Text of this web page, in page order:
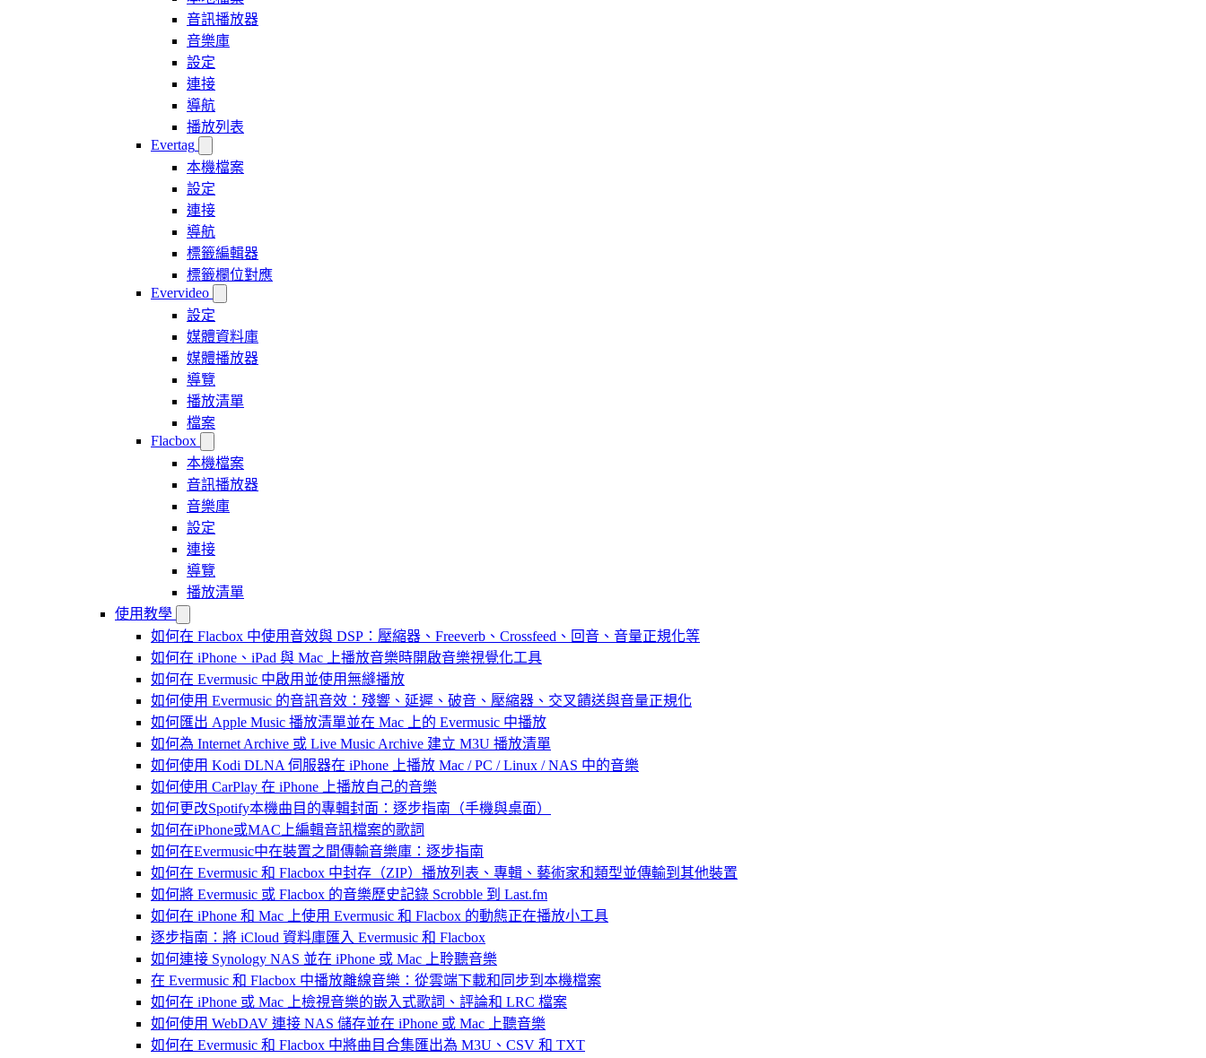
音訊播放器
音樂庫
設定
連接
導航
播放列表
Evertag
本機檔案
設定
連接
導航
標籤編輯器
標籤欄位對應
Evervideo
設定
媒體資料庫
媒體播放器
導覽
播放清單
檔案
Flacbox
本機檔案
音訊播放器
音樂庫
設定
連接
導覽
播放清單
使用教學
如何在 Flacbox 中使用音效與 DSP：壓縮器、Freeverb、Crossfeed、回音、音量正規化等
如何在 iPhone、iPad 與 Mac 上播放音樂時開啟音樂視覺化工具
如何在 Evermusic 中啟用並使用無縫播放
如何使用 Evermusic 的音訊音效：殘響、延遲、破音、壓縮器、交叉饋送與音量正規化
如何匯出 Apple Music 播放清單並在 Mac 上的 Evermusic 中播放
如何為 Internet Archive 或 Live Music Archive 建立 M3U 播放清單
如何使用 Kodi DLNA 伺服器在 iPhone 上播放 Mac / PC / Linux / NAS 中的音樂
如何使用 CarPlay 在 iPhone 上播放自己的音樂
如何更改Spotify本機曲目的專輯封面：逐步指南（手機與桌面）
如何在iPhone或MAC上編輯音訊檔案的歌詞
如何在Evermusic中在裝置之間傳輸音樂庫：逐步指南
如何在 Evermusic 和 Flacbox 中封存（ZIP）播放列表、專輯、藝術家和類型並傳輸到其他裝置
如何將 Evermusic 或 Flacbox 的音樂歷史記錄 Scrobble 到 Last.fm
如何在 iPhone 和 Mac 上使用 Evermusic 和 Flacbox 的動態正在播放小工具
逐步指南：將 iCloud 資料庫匯入 Evermusic 和 Flacbox
如何連接 Synology NAS 並在 iPhone 或 Mac 上聆聽音樂
在 Evermusic 和 Flacbox 中播放離線音樂：從雲端下載和同步到本機檔案
如何在 iPhone 或 Mac 上檢視音樂的嵌入式歌詞、評論和 LRC 檔案
如何使用 WebDAV 連接 NAS 儲存並在 iPhone 或 Mac 上聽音樂
如何在 Evermusic 和 Flacbox 中將曲目合集匯出為 M3U、CSV 和 TXT